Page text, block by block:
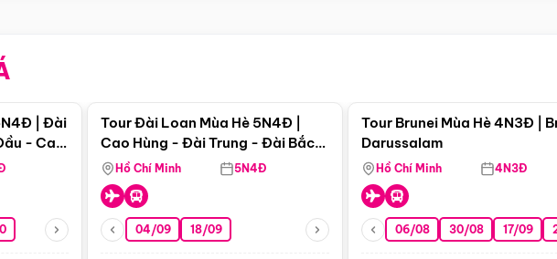
nổi bật
| Đài
- Cao
Tour Đài Loan Mùa Hè 5N4Đ |
Cao Hùng - Đài Trung - Đài Bắc
(Bay Vj)
Hồ Chí Minh 5N4Đ
04/09 18/09
Tour Brunei Mùa Hè 4N3Đ |
Darussalam
Hồ Chí Minh 4N3Đ
06/08 30/08 17/09